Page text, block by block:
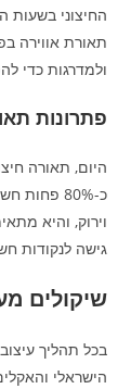
החיצוני בשעות
תאורת אווירה
ולמדרגות כדי
פתרונות
כ-80%
וירוק, והיא
גישה לנקודות
שיקולים
בכל תהליך
הישראלי